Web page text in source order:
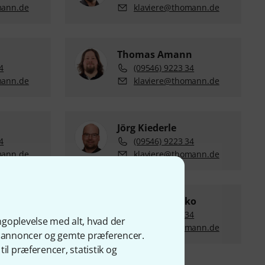
med alt, hvad der
og gemte præferencer.
til præferencer, statistik og
klaviere@thomann.de
Thomas Amann
(09546) 9223 34
klaviere@thomann.de
Jörg Kiederle
(09546) 9223 34
klaviere@thomann.de
Oleh Maistrenko
(09546) 9223 34
klaviere@thomann.de